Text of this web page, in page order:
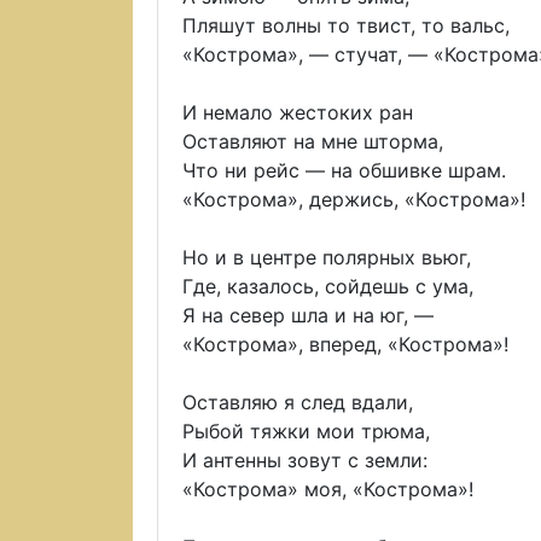
Пляшут волны то твист, то вальс,
«Кострома», — стучат, —
И немало жестоких ран
Оставляют на мне шторма,
Что ни рейс — на обшивке шрам.
«Кострома», держись, «Кострома»!
Но и в центре полярных вьюг,
Где, казалось, сойдешь с ума,
Я на север шла и на юг, —
«Кострома», вперед, «Кострома»!
Оставляю я след вдали,
Рыбой тяжки мои трюма,
И антенны зовут с земли:
«Кострома» моя, «Кострома»!